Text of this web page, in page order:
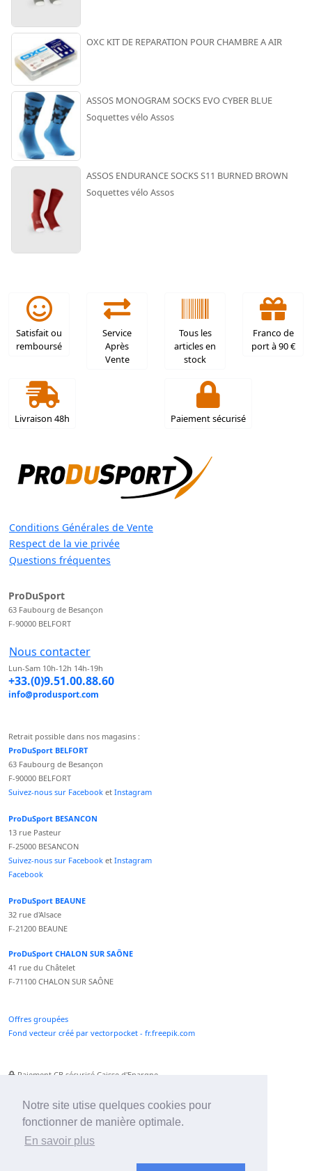
Notre site utise quelques cookies pour
fonctionner de manière optimale.
En savoir plus
OXC KIT DE REPARATION POUR CHAMBRE A AIR
ASSOS MONOGRAM SOCKS EVO CYBER BLUE
Soquettes vélo Assos
ASSOS ENDURANCE SOCKS S11 BURNED BROWN
Soquettes vélo Assos
Satisfait ou
remboursé
Service
Après
Vente
Tous les
articles en
stock
Franco de
port à 90 €
Livraison 48h Paiement sécurisé
Conditions Générales de Vente
Respect de la vie privée
Questions fréquentes
ProDuSport
63 Faubourg de Besançon
F-90000 BELFORT
Nous contacter
Lun-Sam 10h-12h 14h-19h
+33.(0)9.51.00.88.60
info@produsport.com
Retrait possible dans nos magasins :
ProDuSport BELFORT
63 Faubourg de Besançon
F-90000 BELFORT
Suivez-nous sur Facebook et Instagram
ProDuSport BESANCON
13 rue Pasteur
F-25000 BESANCON
Suivez-nous sur Facebook et Instagram
Facebook
ProDuSport BEAUNE
32 rue d'Alsace
F-21200 BEAUNE
ProDuSport CHALON SUR SAÔNE
41 rue du Châtelet
F-71100 CHALON SUR SAÔNE
Offres groupées
Fond vecteur créé par vectorpocket - fr.freepik.com
Paiement CB sécurisé Caisse d'Epargne
Paiement Paypal accepté